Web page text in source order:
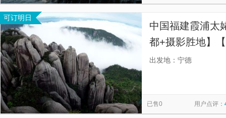
可订明日
中国福建霞浦太
都+摄影胜地】
风景名胜区，以
出发地：宁德
已售0 用户点评：